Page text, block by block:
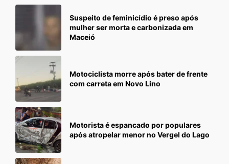
Suspeito de feminicídio é preso após
mulher ser morta e carbonizada em
Maceió
Motociclista morre após bater de frente
com carreta em Novo Lino
Motorista é espancado por populares
após atropelar menor no Vergel do Lago